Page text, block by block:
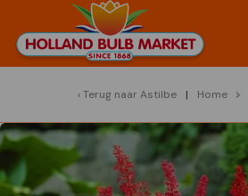
Terug naar Astilbe Home